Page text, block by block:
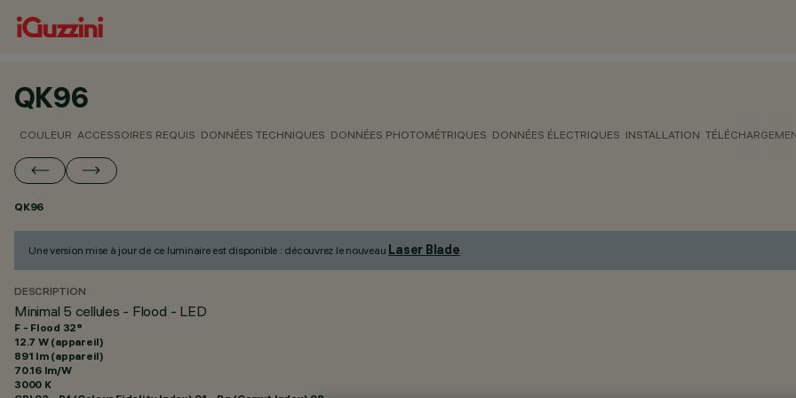
QK96
COULEUR ACCESSOIRES REQUIS DONNÉES TECHNIQUES DONNÉES PHOTOMÉTRIQUES DONNÉES ÉLECTRIQUES INSTALLATION
QK96
Une version mise à jour de ce luminaire est disponible : découvrez le nouveau Laser Blade.
DESCRIPTION
Minimal 5 cellules - Flood - LED
F - Flood 32°
12.7 W (appareil)
891 lm (appareil)
70.16 lm/W
3000 K